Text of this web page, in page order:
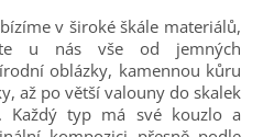
v široké škále materiálů,
u nás vše od jemných
oblázky, kamennou kůru
až po větší valouny do skalek
Každý typ má své kouzlo a